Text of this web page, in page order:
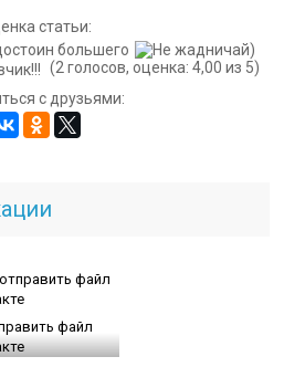
статьи:
(2 голосов, оценка: 4,00 из 5)
с друзьями:
файл